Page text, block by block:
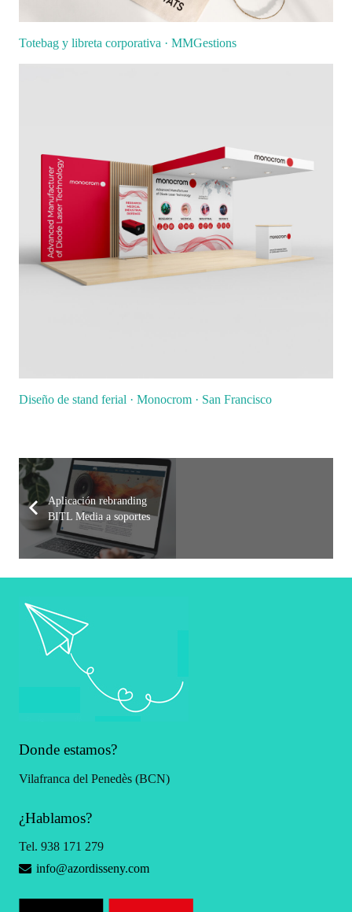
Totebag y libreta corporativa · MMGestions
Diseño de stand ferial · Monocrom · San Francisco
Aplicación rebranding
BITL Media a soportes
Donde estamos?
Vilafranca del Penedès (BCN)
¿Hablamos?
Tel. 938 171 279
info@azordisseny.com